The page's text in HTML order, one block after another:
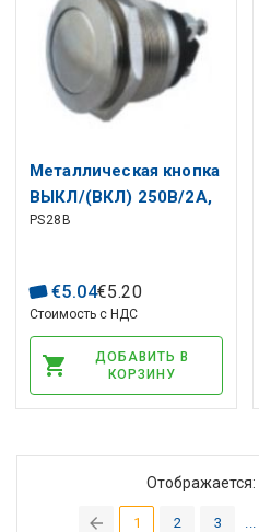
Металлическая кнопка
ВЫКЛ/(ВКЛ) 250В/2А,
125В/4А
PS28B
€5.04€5.20
Стоимость с НДС
ДОБАВИТЬ В
КОРЗИНУ
1 2 3
Отображается: